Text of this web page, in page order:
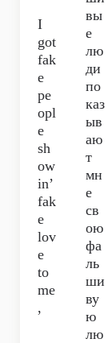
I
got
fak
e
pe
opl
e
sh
ow
in’
fak
e
lov
e
to
me
,
вы
е
лю
ди
по
каз
ыв
аю
т
мн
е
св
ою
фа
ль
ши
ву
ю
лю